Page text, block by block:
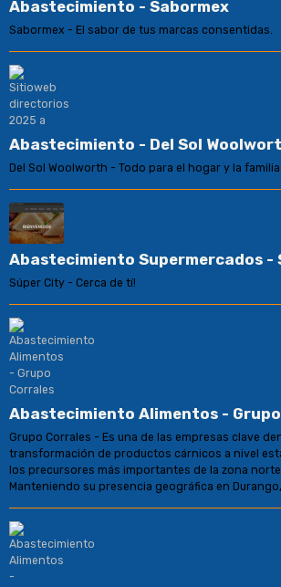
Abastecimiento - Sabormex
Sabormex - El sabor de tus marcas consentidas.
Abastecimiento - Del Sol
Del Sol Woolworth - Todo para el hogar y la familia.
Abastecimiento Supermercados -
Súper City - Cerca de tí!
Abastecimiento Alimentos -
Grupo Corrales - Es una de las empresas clave
transformación de productos cárnicos a nivel
los precursores más importantes de la zona norte
Manteniendo su presencia geográfica en Durango,